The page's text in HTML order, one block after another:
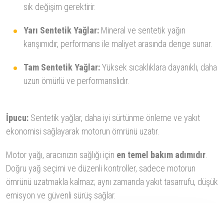
sık değişim gerektirir.
Yarı Sentetik Yağlar: Mineral ve sentetik yağın
karışımıdır, performans ile maliyet arasında denge sunar.
Tam Sentetik Yağlar:Yüksek sıcaklıklara dayanıklı, daha
uzun ömürlü ve performanslıdır.
İpucu: Sentetik yağlar, daha iyi sürtünme önleme ve yakıt
ekonomisi sağlayarak motorun ömrünü uzatır.
Motor yağı, aracınızın sağlığı için en temel bakım adımıdır
Doğru yağ seçimi ve düzenli kontroller, sadece motorun
ömrünü uzatmakla kalmaz; aynı zamanda yakıt tasarrufu, düşük
emisyon ve güvenli sürüş sağlar.